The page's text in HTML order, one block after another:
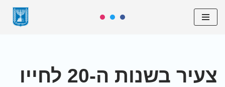
Skip
צעיר בשנות ה-20 לחייו